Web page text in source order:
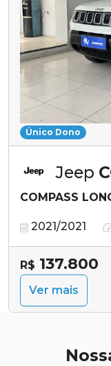
Único Dono
Jeep
COMPASS
2021/2021
R$ 137.800
Ver mais